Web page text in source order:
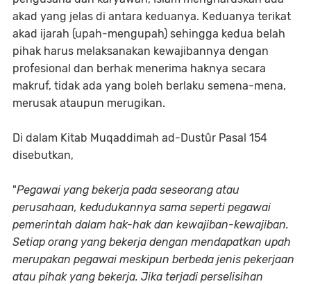
akad yang jelas di antara keduanya. Keduanya terikat
akad ijarah (upah-mengupah) sehingga kedua belah
pihak harus melaksanakan kewajibannya dengan
profesional dan berhak menerima haknya secara
makruf, tidak ada yang boleh berlaku semena-mena,
merusak ataupun merugikan.
Di dalam Kitab Muqaddimah ad-Dustûr Pasal 154
disebutkan,
"Pegawai yang bekerja pada seseorang atau
perusahaan, kedudukannya sama seperti pegawai
pemerintah dalam hak-hak dan kewajiban-kewajiban.
Setiap orang yang bekerja dengan mendapatkan upah
merupakan pegawai meskipun berbeda jenis pekerjaan
atau pihak yang bekerja. Jika terjadi perselisihan